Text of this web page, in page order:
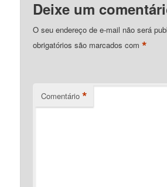
Deixe um
O seu endereço de e-mail não será
obrigatórios são marcados com*
Comentário *